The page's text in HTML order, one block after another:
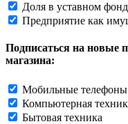
Доля в уставном
Предприятие как
Подписаться на новые
магазина:
Мобильные телефоны
Компьютерная
Бытовая техника